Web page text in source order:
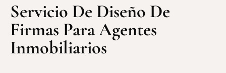
Servicio De Diseño De
Firmas Para Agentes
Inmobiliarios